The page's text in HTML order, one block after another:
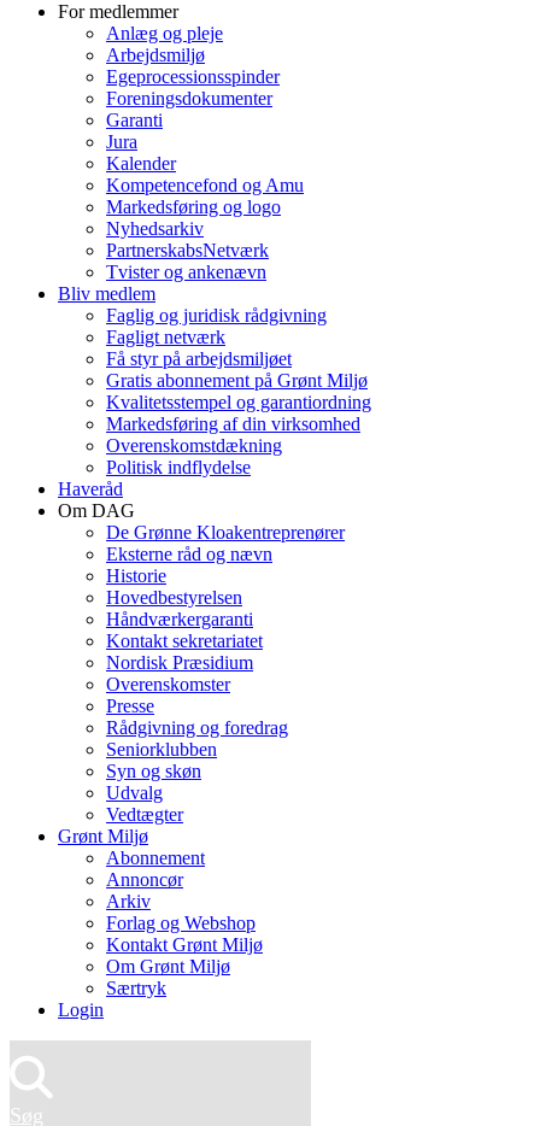
For medlemmer
Anlæg og pleje
Arbejdsmiljø
Egeprocessionsspinder
Foreningsdokumenter
Garanti
Jura
Kalender
Kompetencefond og Amu
Markedsføring og logo
Nyhedsarkiv
PartnerskabsNetværk
Tvister og ankenævn
Bliv medlem
Faglig og juridisk rådgivning
Fagligt netværk
Få styr på arbejdsmiljøet
Gratis abonnement på Grønt Miljø
Kvalitetsstempel og garantiordning
Markedsføring af din virksomhed
Overenskomstdækning
Politisk indflydelse
Haveråd
Om DAG
De Grønne Kloakentreprenører
Eksterne råd og nævn
Historie
Hovedbestyrelsen
Håndværkergaranti
Kontakt sekretariatet
Nordisk Præsidium
Overenskomster
Presse
Rådgivning og foredrag
Seniorklubben
Syn og skøn
Udvalg
Vedtægter
Grønt Miljø
Abonnement
Annoncør
Arkiv
Forlag og Webshop
Kontakt Grønt Miljø
Om Grønt Miljø
Særtryk
Login
Søg